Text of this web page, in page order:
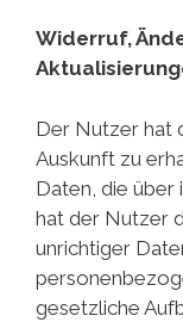
Widerruf,
Der Nutzer hat
Auskunft zu
Daten, die über
hat der Nutzer
unrichtiger
gesetzliche